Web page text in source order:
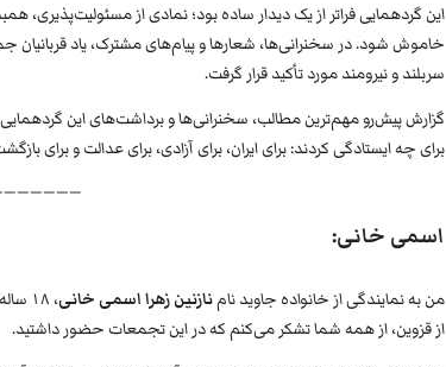
این گردهمایی فراتر از یک دیدار ساده بود؛ نمادی از مسئولیت‌پذیری،
خاموش شود. در سخنرانی‌ها، شعارها و پیام‌های مشترک، یاد قربانیان
سربلند و نیرومند مورد تأکید قرار گرفت.
گزارش پیش‌رو مهم‌ترین مطالب، سخنرانی‌ها و برداشت‌های این
برای چه ایستادگی کردند: برای ایران، برای آزادی، برای عدالت و برای
اسمی خانی:
من به نمایندگی از خانواده جاوید نامنازنین زهرا اسمی خانی
، ۱۸ ساله
از قزوین، از همه شما تشکر می‌کنم که در این تجمعات حضور داشتید.